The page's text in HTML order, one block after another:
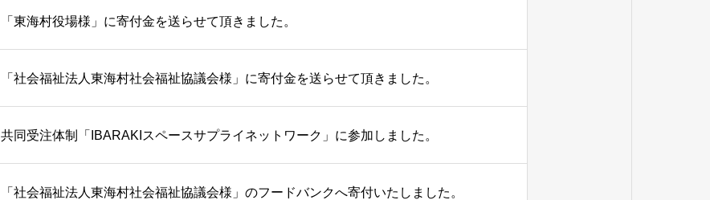
「東海村役場様」に寄付金を送らせて頂きました。
「社会福祉法人東海村社会福祉協議会様」に寄付金を送らせて頂きました。
共同受注体制「IBARAKIスペースサプライネットワーク」に参加しました。
「社会福祉法人東海村社会福祉協議会様」のフードバンクへ寄付いたしました。